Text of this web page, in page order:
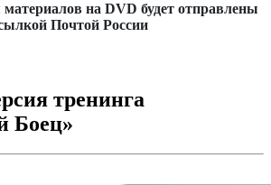
на DVD будет отправлены
Почтой России
тренинга
Боец»